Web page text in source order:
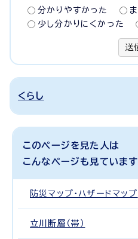
分かりやすかった
少し分かりにくかった
送
くらし
このページを見た人は
こんなページも見ています
防災マップ・ハザードマップ
立川断層（帯）